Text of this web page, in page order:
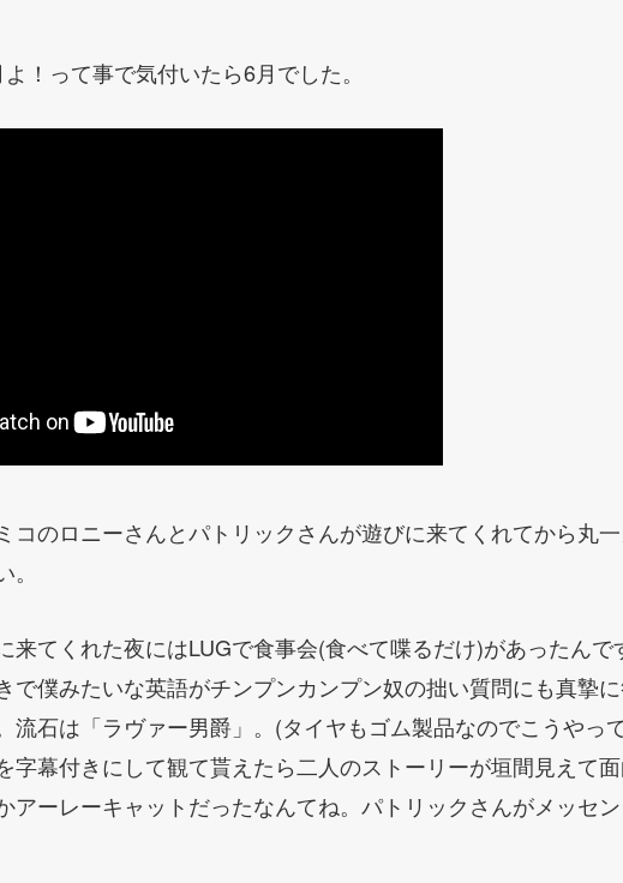
！って事で気付いたら6月でした。
コのロニーさんとパトリックさんが遊びに来てくれてから丸
来てくれた夜にはLUGで食事会(食べて喋るだけ)があったんで
で僕みたいな英語がチンプンカンプン奴の拙い質問にも真摯
流石は「ラヴァー男爵」。(タイヤもゴム製品なのでこうやっ
字幕付きにして観て貰えたら二人のストーリーが垣間見えて
アーレーキャットだったなんてね。パトリックさんがメッセ